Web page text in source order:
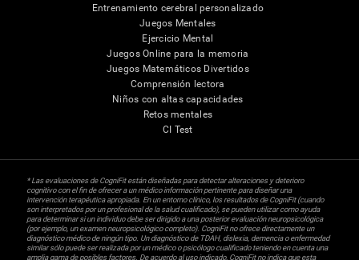
Entrenamiento cerebral personalizado
Juegos Mentales
Ejercicio Mental
Juegos Online para la memoria
Juegos Matemáticos Divertidos
Comprensión lectora
Niños con altas capacidades
Retos mentales
CI Test
* Las evaluaciones de CogniFit están diseñadas para detectar alteraciones y deterioro
cognitivo con el fin de ofrecer a un médico información pertinente para diseñar una
intervención terapéutica apropiada. En un entorno clínico, los resultados de CogniFit (cuando
son interpretados por un profesional de la salud cualificado), se pueden utilizar como ayuda
para determinar si un individuo debe ser dirigido a una posterior evaluación neuropsicológica
(por ejemplo, un examen neuropsicológico completo). CogniFit no ofrece directamente un
diagnóstico médico de ningún tipo. Un diagnóstico de TDAH, dislexia, demencia o enfermedad
similar sólo puede ser realizada por un médico o psicólogo cualificado teniendo en cuenta una
amplia gama de posibles factores. De acuerdo al uso indicado, CogniFit no indica que esta